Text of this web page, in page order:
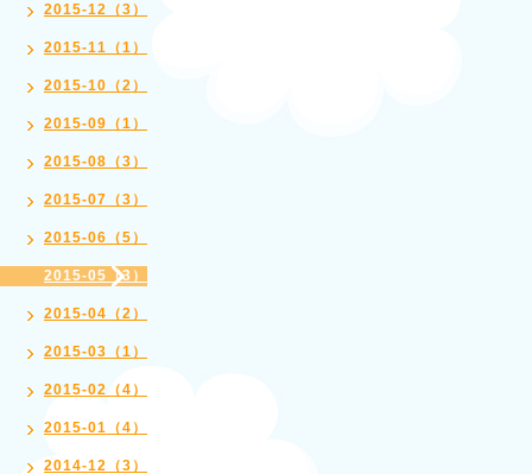
2015-12（3）
2015-11（1）
2015-10（2）
2015-09（1）
2015-08（3）
2015-07（3）
2015-06（5）
2015-05（3）
2015-04（2）
2015-03（1）
2015-02（4）
2015-01（4）
2014-12（3）